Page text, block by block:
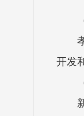
孝
开发
新